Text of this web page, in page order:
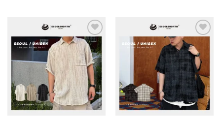
Add to
wishlist
wishlist